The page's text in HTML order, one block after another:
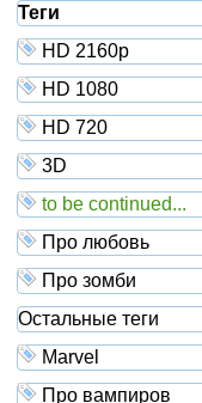
Теги
HD 2160р
HD 1080
HD 720
3D
to be continued...
Про любовь
Про зомби
Остальные теги
Marvel
Про вампиров